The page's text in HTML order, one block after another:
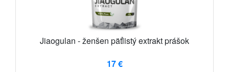
Jiaogulan - ženšen päťlistý extrakt prášok
17 €